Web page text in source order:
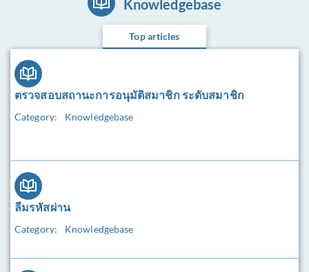
Knowledgebase
Top articles
ตรวจสอบสถานะการอนุมัติสมาชิก ระดับสมาชิก
Category: Knowledgebase
ลืมรหัสผ่าน
Category: Knowledgebase